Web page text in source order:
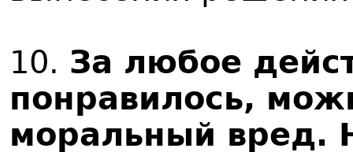
10. За любое
понравилось,
моральный вред.